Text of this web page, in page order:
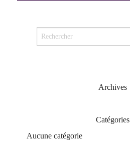
Archives
Catégories
Aucune catégorie